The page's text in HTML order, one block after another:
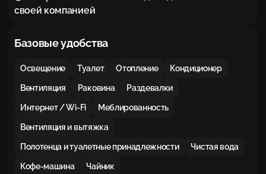
своей компанией
Базовые удобства
Освещение Туалет Отопление Кондиционер
Вентиляция Раковина Раздевалки
Интернет / Wi-Fi Меблированность
Вентиляция и вытяжка
Полотенца и туалетные принадлежности Чистая вода
Кофе-машина Чайник